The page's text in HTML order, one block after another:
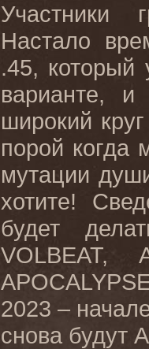
Участники
Настало
.45, который
варианте, и
широкий
порой когда
мутации
хотите!
будет
VOLBEAT,
2023 –
снова будут